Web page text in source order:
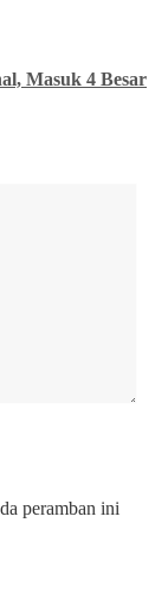
Masuk 4 Besar
peramban ini